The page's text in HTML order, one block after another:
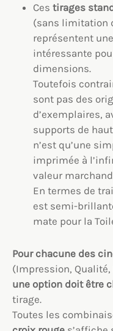
Ces tirages
(sans limitation
représentent
intéressante
dimensions.
Toutefois
sont pas des
d’exemplaires,
supports de
n’est qu’une
imprimée à
valeur
En termes de
est semi-
mate pour la
Pour chacune des
(Impression,
une option doit être
tirage.
Toutes les